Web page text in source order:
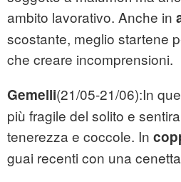
ambito lavorativo. Anche in
scostante, meglio startene
che creare incomprensioni.
Gemelli(21/05-21/06):In
più fragile del solito e
tenerezza e coccole. In
guai recenti con una